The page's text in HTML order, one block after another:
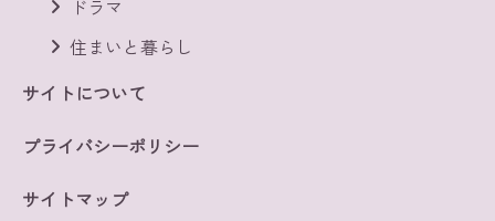
ドラマ
住まいと暮らし
サイトについて
プライバシーポリシー
サイトマップ